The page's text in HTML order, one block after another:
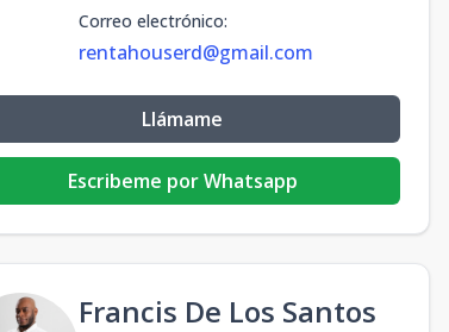
Correo electrónico:
rentahouserd@gmail.com
Llámame
Escribeme por Whatsapp
Francis De Los Santos